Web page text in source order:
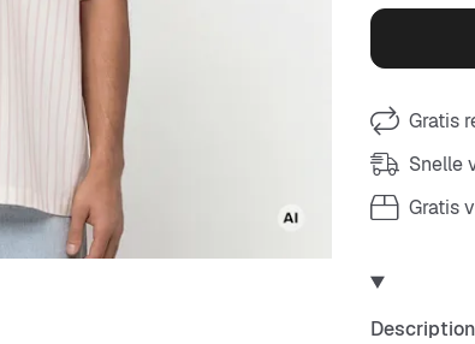
Gratis
Snelle
Gratis
Description